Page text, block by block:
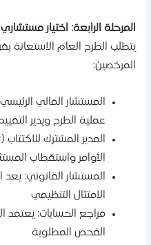
الرابعة: اختيار مستشاري
الطرح العام الاستعانة
عملية الطرح ويدير التقييم
الأوامر واستقطاب
المستشار القانوني: يعد
الامتثال التنظيمي
مراجع الحسابات: يعتمد
الفحص المطلوبة